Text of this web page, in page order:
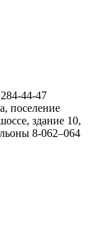
44-47
поселение
здание 10,
8-062–064